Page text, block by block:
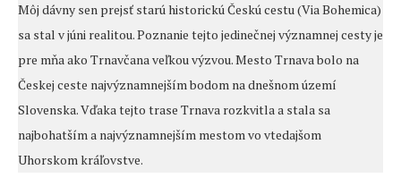
Môj dávny sen prejsť starú historickú Českú cestu (Via Bohemica)
sa stal v júni realitou. Poznanie tejto jedinečnej významnej cesty je
pre mňa ako Trnavčana veľkou výzvou. Mesto Trnava bolo na
Českej ceste najvýznamnejším bodom na dnešnom území
Slovenska. Vďaka tejto trase Trnava rozkvitla a stala sa
najbohatším a najvýznamnejším mestom vo vtedajšom
Uhorskom kráľovstve.